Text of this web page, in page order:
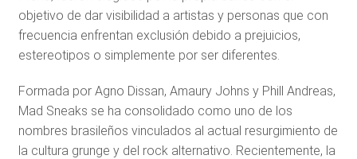
objetivo de dar visibilidad a artistas y personas que con
frecuencia enfrentan exclusión debido a prejuicios,
estereotipos o simplemente por ser diferentes.
Formada por Agno Dissan, Amaury Johns y Phill Andreas,
Mad Sneaks se ha consolidado como uno de los
nombres brasileños vinculados al actual resurgimiento de
la cultura grunge y del rock alternativo. Recientemente, la